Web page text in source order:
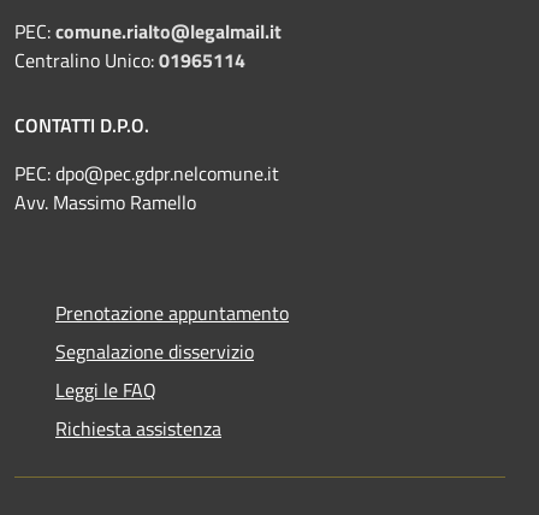
PEC:comune.rialto@legalmail.it
Centralino Unico:01965114
CONTATTI D.P.O.
PEC:dpo@pec.gdpr.nelcomune.it
Avv. Massimo Ramello
Prenotazione appuntamento
Segnalazione disservizio
Leggi le FAQ
Richiesta assistenza